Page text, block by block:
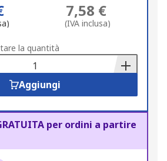
7,58 €
(IVA inclusa)
la quantità
Aggiungi
per ordini a partire